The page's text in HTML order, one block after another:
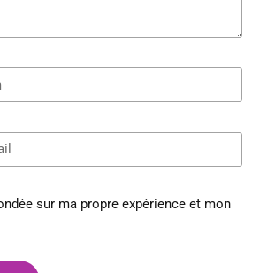
sur ma propre expérience et mon